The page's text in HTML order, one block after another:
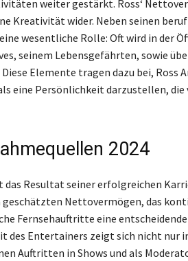
weiter gestärkt. Ross‘
Kreativität wider. Neben seinen
wesentliche Rolle: Oft wird in der
seinem Lebensgefährten, sowie
Elemente tragen dazu bei, Ross
eine Persönlichkeit darzustellen, die
2024
das Resultat seiner erfolgreichen
Nettovermögen, das
Fernsehauftritte eine
des Entertainers zeigt sich nicht nur
Auftritten in Shows und als